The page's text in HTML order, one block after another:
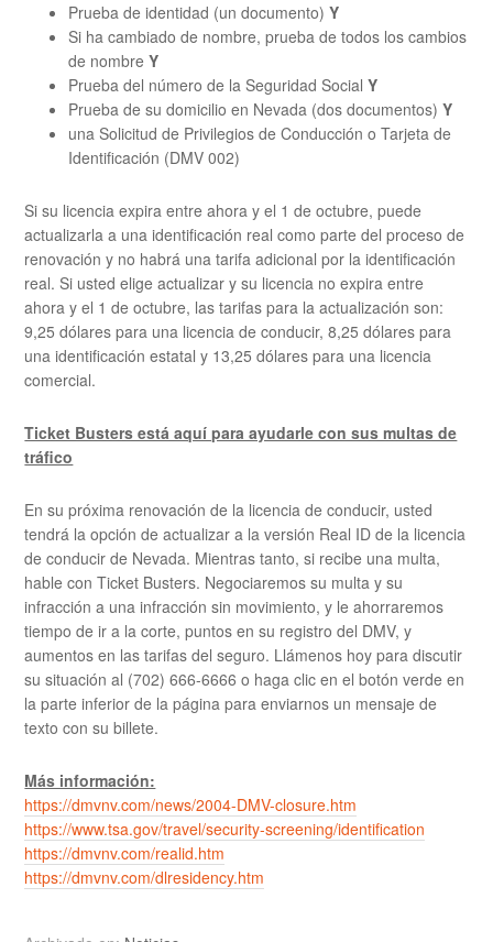
Prueba de identidad (un documento)Y
Si ha cambiado de nombre, prueba de todos los cambios
de nombreY
Prueba del número de la Seguridad SocialY
Prueba de su domicilio en Nevada (dos documentos)Y
una Solicitud de Privilegios de Conducción o Tarjeta de
Identificación (DMV 002)
Si su licencia expira entre ahora y el 1 de octubre, puede
actualizarla a una identificación real como parte del proceso de
renovación y no habrá una tarifa adicional por la identificación
real. Si usted elige actualizar y su licencia no expira entre
ahora y el 1 de octubre, las tarifas para la actualización son:
9,25 dólares para una licencia de conducir, 8,25 dólares para
una identificación estatal y 13,25 dólares para una licencia
comercial.
Ticket Busters está aquí para ayudarle con sus multas de
tráfico
En su próxima renovación de la licencia de conducir, usted
tendrá la opción de actualizar a la versión Real ID de la licencia
de conducir de Nevada. Mientras tanto, si recibe una multa,
hable con Ticket Busters. Negociaremos su multa y su
infracción a una infracción sin movimiento, y le ahorraremos
tiempo de ir a la corte, puntos en su registro del DMV, y
aumentos en las tarifas del seguro. Llámenos hoy para discutir
su situación al (702) 666-6666 o haga clic en el botón verde en
la parte inferior de la página para enviarnos un mensaje de
texto con su billete.
Más información:
https://dmvnv.com/news/2004-DMV-closure.htm
https://www.tsa.gov/travel/security-screening/identification
https://dmvnv.com/realid.htm
https://dmvnv.com/dlresidency.htm